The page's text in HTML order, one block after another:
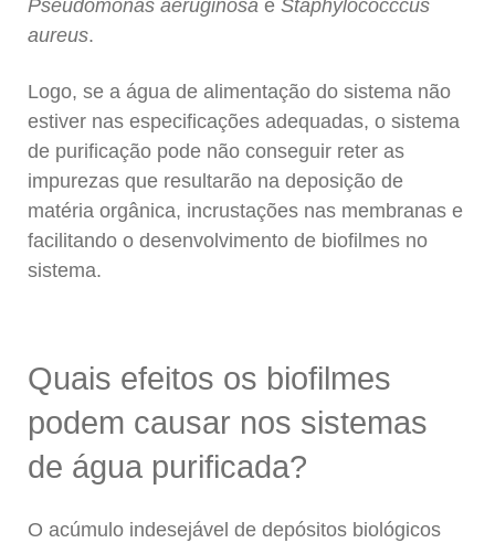
Pseudomonas aeruginosa e Staphylococccus
aureus.
Logo, se a água de alimentação do sistema não
estiver nas especificações adequadas, o sistema
de purificação pode não conseguir reter as
impurezas que resultarão na deposição de
matéria orgânica, incrustações nas membranas e
facilitando o desenvolvimento de biofilmes no
sistema.
Quais efeitos os biofilmes
podem causar nos sistemas
de água purificada?
O acúmulo indesejável de depósitos biológicos